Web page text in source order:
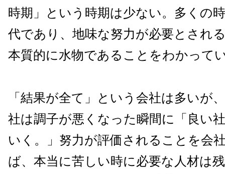
時期」という時期は少ない。多くの
代であり、地味な努力が必要とされ
本質的に水物であることをわかって
「結果が全て」という会社は多いが
社は調子が悪くなった瞬間に「良い
いく。」努力が評価されることを会
ば、本当に苦しい時に必要な人材は